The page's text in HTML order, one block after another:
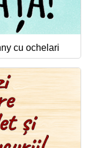
cu ochelari